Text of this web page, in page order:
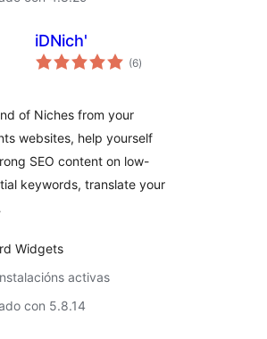
iDNich'
(6valoracións
totais
)
of Niches from your
websites, help yourself
SEO content on low-
keywords, translate your
Widgets
activas
con 5.8.14